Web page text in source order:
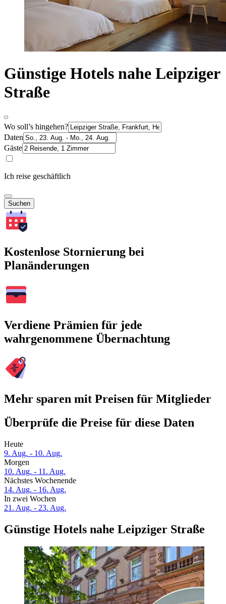
Günstige Hotels nahe Leipziger
Straße
Wo soll’s hingehen?
Daten
Gäste
Ich reise geschäftlich
Suchen
Kostenlose Stornierung bei
Planänderungen
Verdiene Prämien für jede
wahrgenommene Übernachtung
Mehr sparen mit Preisen für Mitglieder
Überprüfe die Preise für diese Daten
Heute
9. Aug. - 10. Aug.
Morgen
10. Aug. - 11. Aug.
Nächstes Wochenende
14. Aug. - 16. Aug.
In zwei Wochen
21. Aug. - 23. Aug.
Günstige Hotels nahe Leipziger Straße